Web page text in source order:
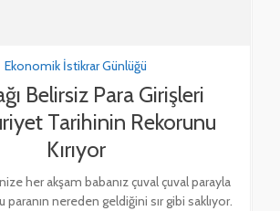
Ekonomik İstikrar Günlüğü
Tarihinin Rekorunu
Kırıyor
her akşam babanız çuval çuval parayla
paranın nereden geldiğini sır gibi saklıyor.